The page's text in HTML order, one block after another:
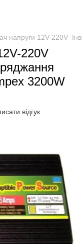
напруги 12V-220V
220V
3200W
відгук